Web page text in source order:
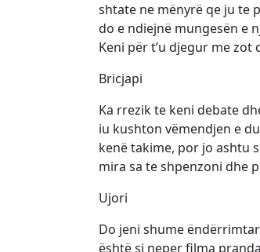
shtate ne mënyrë qe ju te
do e ndiejnë mungesën e
Keni për t’u djegur me zot
Bricjapi
Ka rrezik te keni debate
iu kushton vëmendjen e
kenë takime, por jo ashtu
mira sa te shpenzoni dhe
Ujori
Do jeni shume
është si neper filma